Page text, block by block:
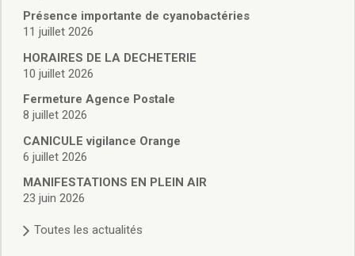
Services en ligne
Licences boissons
Cadastre
Actes d’état civil
Budget de Fonctionnement
Budget d’Investissement
Conseils municipaux
Règlement du conseil municipal
Délibérations 2025
Présence importante de cyanobactéries
11 juillet 2026
HORAIRES DE LA DECHETERIE
10 juillet 2026
Fermeture Agence Postale
8 juillet 2026
CANICULE vigilance Orange
6 juillet 2026
MANIFESTATIONS EN PLEIN AIR
23 juin 2026
Toutes les actualités